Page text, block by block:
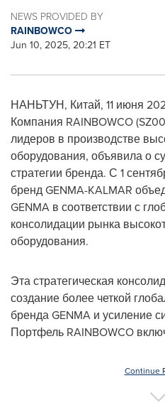
NEWS PROVIDED BY
RAINBOWCO
Jun 10, 2025, 20:21 ET
НАНЬТУН, Китай, 11 июня
Компания RAINBOWCO
лидеров в производстве
оборудования, объявила о
стратегии бренда. С 1
бренд GENMA-KALMAR
GENMA в соответствии с
консолидации рынка
оборудования.
Эта стратегическая
создание более четкой
бренда GENMA и усиление
Портфель RAINBOWCO
Continue